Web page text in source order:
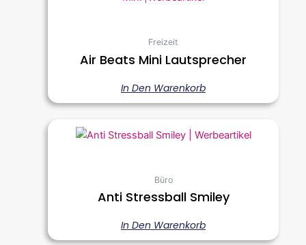
Freizeit
Air Beats Mini Lautsprecher
In Den Warenkorb
Büro
Anti Stressball Smiley
In Den Warenkorb